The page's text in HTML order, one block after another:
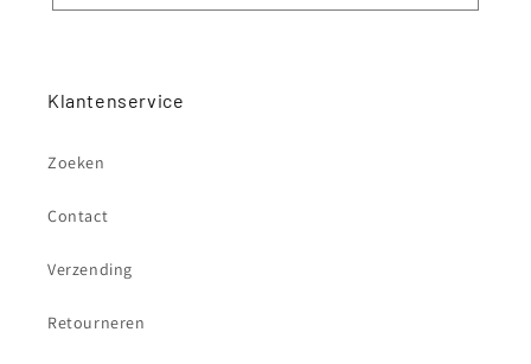
Klantenservice
Zoeken
Contact
Verzending
Retourneren